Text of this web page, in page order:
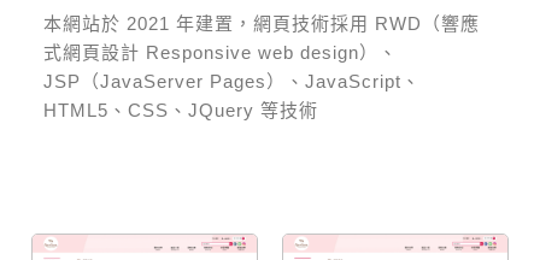
本網站於 2021 年建置，網頁技術採用 RWD（響應
式網頁設計 Responsive web design）、
JSP（JavaServer Pages）、JavaScript、
HTML5、CSS、JQuery 等技術